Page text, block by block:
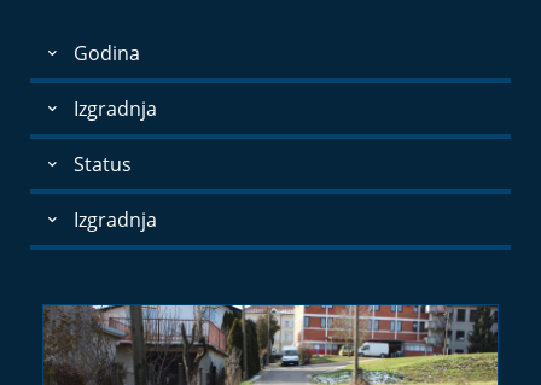
Godina
Izgradnja
Status
Izgradnja